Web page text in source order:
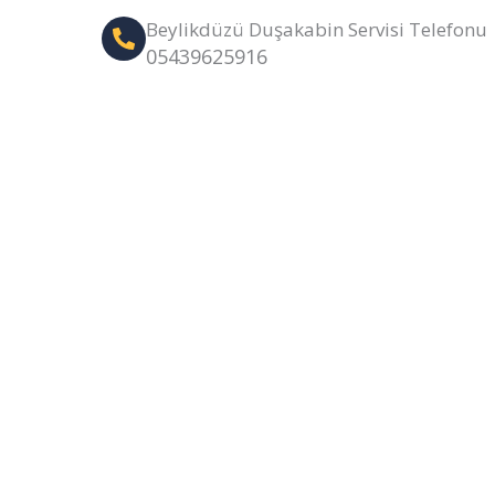
Beylikdüzü Duşakabin Servisi Telefonu
05439625916